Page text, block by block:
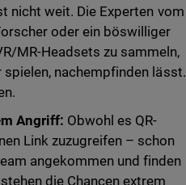
nicht weit. Die Experten vom
oder ein böswilliger
MR-Headsets zu sammeln,
nachempfinden lässt.
Angriff: Obwohl es QR-
Link zuzugreifen – schon
angekommen und finden
die Chancen extrem